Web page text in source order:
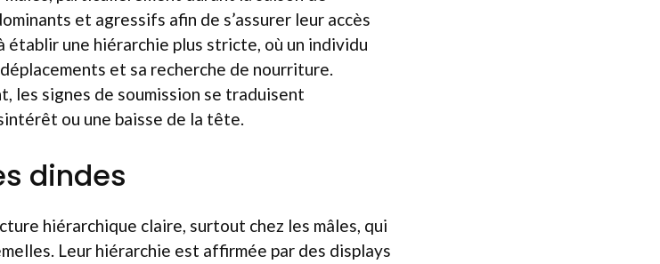
et agressifs afin de s’assurer leur accès
établir une hiérarchie plus stricte, où un individu
et sa recherche de nourriture.
les signes de soumission se traduisent
ou une baisse de la tête.
dindes
hiérarchique claire, surtout chez les mâles, qui
Leur hiérarchie est affirmée par des displays